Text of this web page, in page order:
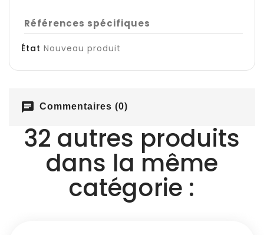
Références spécifiques
État Nouveau produit
chat Commentaires (0)
32 autres produits
dans la même
catégorie :